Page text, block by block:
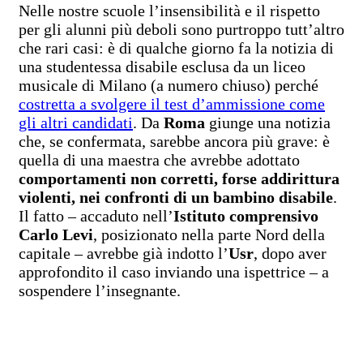
Nelle nostre scuole l’insensibilità e il rispetto
per gli alunni più deboli sono purtroppo tutt’altro
che rari casi: è di qualche giorno fa la notizia di
una studentessa disabile esclusa da un liceo
musicale di Milano (a numero chiuso) perché
costretta a svolgere il test d’ammissione come
gli altri candidati. Da Roma giunge una notizia
che, se confermata, sarebbe ancora più grave: è
quella di una maestra che avrebbe adottato
comportamenti non corretti, forse addirittura
violenti, nei confronti di un bambino disabile.
Il fatto – accaduto nell’Istituto comprensivo
Carlo Levi, posizionato nella parte Nord della
capitale – avrebbe già indotto l’Usr, dopo aver
approfondito il caso inviando una ispettrice – a
sospendere l’insegnante.